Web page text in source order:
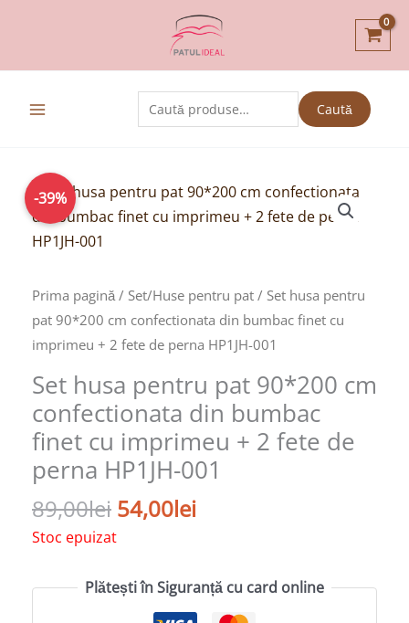
Caută
după:
Caută
-39%
Prima pagină/ Set/Huse pentru pat / Set husa pentru
pat 90*200 cm confectionata din bumbac finet cu
imprimeu + 2 fete de perna HP1JH-001
Set husa pentru pat 90*200 cm
confectionata din bumbac
finet cu imprimeu + 2 fete de
perna HP1JH-001
89,00lei
Prețul
inițial
89,00lei.
54,00lei
Prețul
curent
Stoc epuizat
Plătești în Siguranță cu card online